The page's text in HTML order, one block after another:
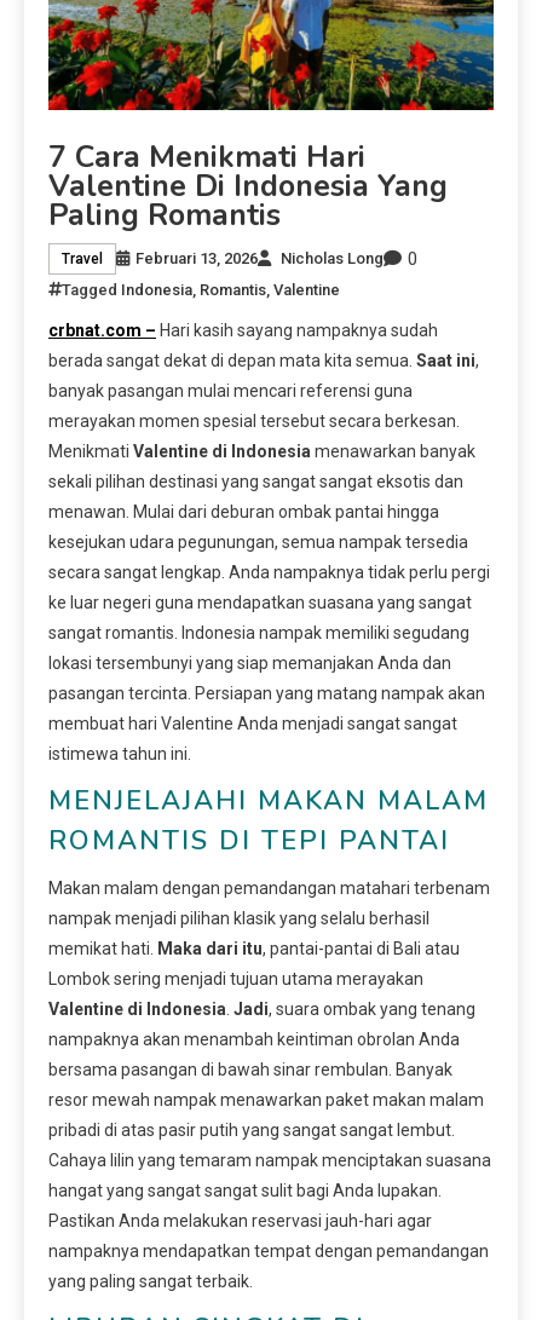
7 Cara Menikmati Hari
Valentine Di Indonesia Yang
Paling Romantis
Travel Februari 13, 2026 Nicholas Long 0
Tagged Indonesia Romantis Valentine
crbnat.com – Hari kasih sayang nampaknya sudah
berada sangat dekat di depan mata kita semua. Saat ini,
banyak pasangan mulai mencari referensi guna
merayakan momen spesial tersebut secara berkesan.
Menikmati Valentine di Indonesia menawarkan banyak
sekali pilihan destinasi yang sangat sangat eksotis dan
menawan. Mulai dari deburan ombak pantai hingga
kesejukan udara pegunungan, semua nampak tersedia
secara sangat lengkap. Anda nampaknya tidak perlu pergi
ke luar negeri guna mendapatkan suasana yang sangat
sangat romantis. Indonesia nampak memiliki segudang
lokasi tersembunyi yang siap memanjakan Anda dan
pasangan tercinta. Persiapan yang matang nampak akan
membuat hari Valentine Anda menjadi sangat sangat
istimewa tahun ini.
MENJELAJAHI MAKAN MALAM
ROMANTIS DI TEPI PANTAI
Makan malam dengan pemandangan matahari terbenam
nampak menjadi pilihan klasik yang selalu berhasil
memikat hati.
Maka dari itu, pantai-pantai di Bali atau
Lombok sering menjadi tujuan utama merayakan
Valentine di Indonesia Jadi, suara ombak yang tenang
nampaknya akan menambah keintiman obrolan Anda
bersama pasangan di bawah sinar rembulan. Banyak
resor mewah nampak menawarkan paket makan malam
pribadi di atas pasir putih yang sangat sangat lembut.
Cahaya lilin yang temaram nampak menciptakan suasana
hangat yang sangat sangat sulit bagi Anda lupakan.
Pastikan Anda melakukan reservasi jauh-hari agar
nampaknya mendapatkan tempat dengan pemandangan
yang paling sangat terbaik.